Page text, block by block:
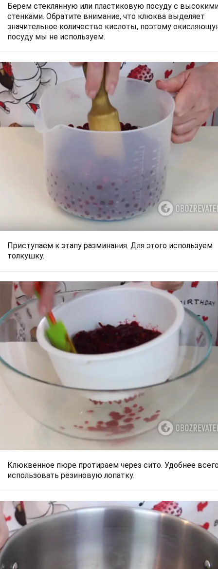
Берем стеклянную или пластиковую посуду с
стенками. Обратите внимание, что клюква выделяет
значительное количество кислоты, поэтому
посуду мы не используем.
Приступаем к этапу разминания. Для этого используем
толкушку.
Клюквенное пюре протираем через сито. Удобнее
использовать резиновую лопатку.